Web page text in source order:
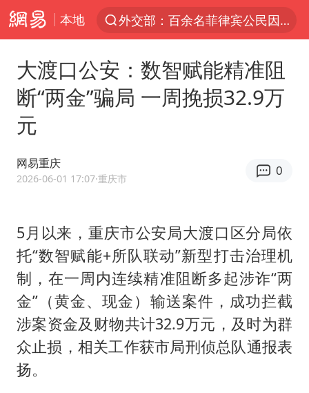
本地
外交部：百余名菲律宾公民因非法就业、非法居留被依法处理
重大涉诈逃犯檀某落网
百花奖完整获奖名单公布
独闯南太行失联女子遗体已找到
白海豚突然大拐弯 走出罕见路线
台湾不是国家不存在“国格”
男子攒206小时加班调休被拒获赔1.6万
高铁双人座被免票儿童挤成3人座
公安部通报：抓获犯罪嫌疑人8200余名
大渡口公安：数智赋能精准阻
断“两金”骗局 一周挽损32.9万
元
网易重庆
2026-06-01 17:07·重庆市
0
5月以来，重庆市公安局大渡口区分局依
托“数智赋能+所队联动”新型打击治理机
制，在一周内连续精准阻断多起涉诈“两
金”（黄金、现金）输送案件，成功拦截
涉案资金及财物共计32.9万元，及时为群
众止损，相关工作获市局刑侦总队通报表
扬。